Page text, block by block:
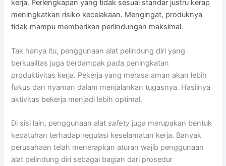
kerja. Perlengkapan yang tidak sesuai standar justru kerap
meningkatkan risiko kecelakaan. Mengingat, produknya
tidak mampu memberikan perlindungan maksimal.
Tak hanya itu, penggunaan alat pelindung diri yang
berkualitas juga berdampak pada peningkatan
produktivitas kerja. Pekerja yang merasa aman akan lebih
fokus dan nyaman dalam menjalankan tugasnya. Hasilnya
aktivitas bekerja menjadi lebih optimal.
Di sisi lain, penggunaan alatsafety juga merupakan bentuk
kepatuhan terhadap regulasi keselamatan kerja. Banyak
perusahaan telah menerapkan aturan wajib penggunaan
alat pelindung diri sebagai bagian dari prosedur